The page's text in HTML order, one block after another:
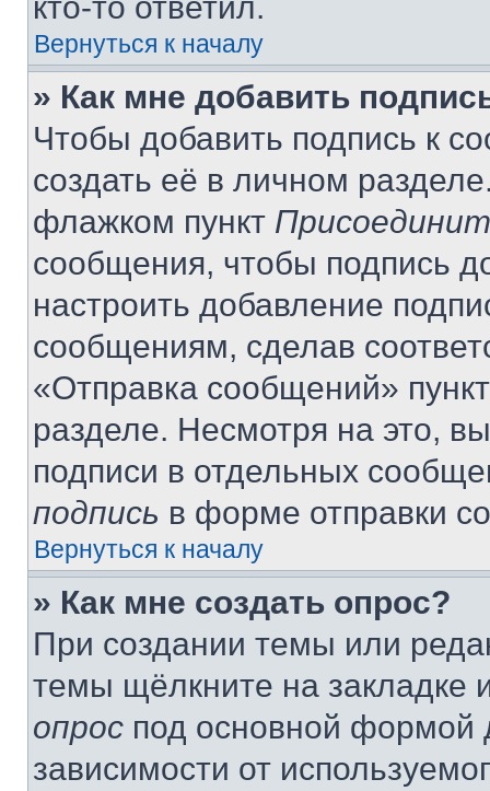
Вернуться к началу
» Как мне добавить
Чтобы добавить подпись к
создать её в личном
флажком пункт
сообщения, чтобы подпись
настроить добавление
сообщениям, сделав
«Отправка сообщений»
разделе. Несмотря на это,
подписи в отдельных
подпись в форме отправки
Вернуться к началу
» Как мне создать опрос?
При создании темы или
темы щёлкните на
опрос под основной формой
зависимости от